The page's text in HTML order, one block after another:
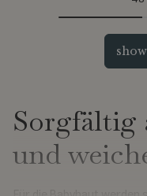
Sorgfältig
und